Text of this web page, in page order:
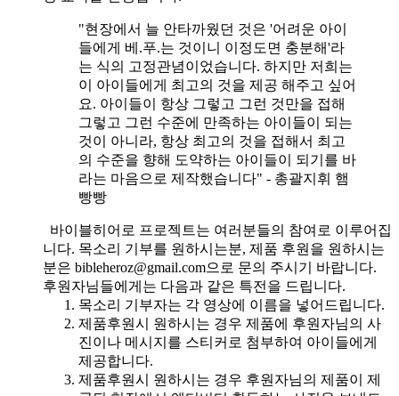
"현장에서 늘 안타까웠던 것은 '어려운 아이
들에게 베.푸.는 것이니 이정도면 충분해'라
는 식의 고정관념이었습니다. 하지만 저희는
이 아이들에게 최고의 것을 제공 해주고 싶어
요. 아이들이 항상 그렇고 그런 것만을 접해
그렇고 그런 수준에 만족하는 아이들이 되는
것이 아니라, 항상 최고의 것을 접해서 최고
의 수준을 향해 도약하는 아이들이 되기를 바
라는 마음으로 제작했습니다" - 총괄지휘 햄
빵빵
바이블히어로 프로젝트는 여러분들의 참여로 이루어집
니다. 목소리 기부를 원하시는분, 제품 후원을 원하시는
분은 bibleheroz@gmail.com으로 문의 주시기 바랍니다.
후원자님들에게는 다음과 같은 특전을 드립니다.
목소리 기부자는 각 영상에 이름을 넣어드립니다.
제품후원시 원하시는 경우 제품에 후원자님의 사
진이나 메시지를 스티커로 첨부하여 아이들에게
제공합니다.
제품후원시 원하시는 경우 후원자님의 제품이 제